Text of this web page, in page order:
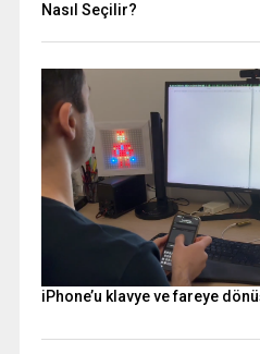
Nasıl Seçilir?
iPhone’u klavye ve fareye